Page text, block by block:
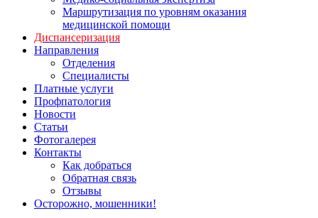
Маршрутизация по уровням оказания
медицинской помощи
Диспансеризация
Направления
Отделения
Специалисты
Платные услуги
Профпатология
Новости
Статьи
Фотогалерея
Контакты
Как добраться
Обратная связь
Отзывы
Осторожно, мошенники!